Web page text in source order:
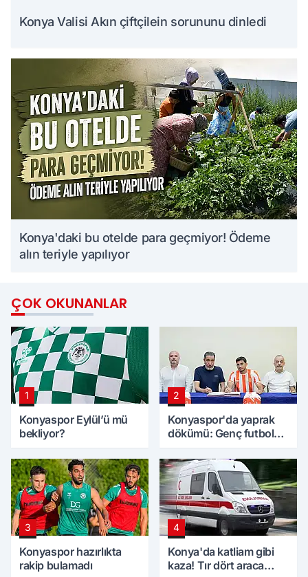
Konya Valisi Akın çiftçilein sorununu dinledi
Konya'daki bu otelde para geçmiyor! Ödeme
alın teriyle yapılıyor
ÇOK OKUNANLAR
1
Konyaspor Eylül’ü mü
bekliyor?
2
Konyaspor'da yaprak
dökümü: Genç futbolcu
3
Konyaspor hazırlıkta
rakip bulamadı
4
Konya'da katliam gibi
kaza! Tır dört araca